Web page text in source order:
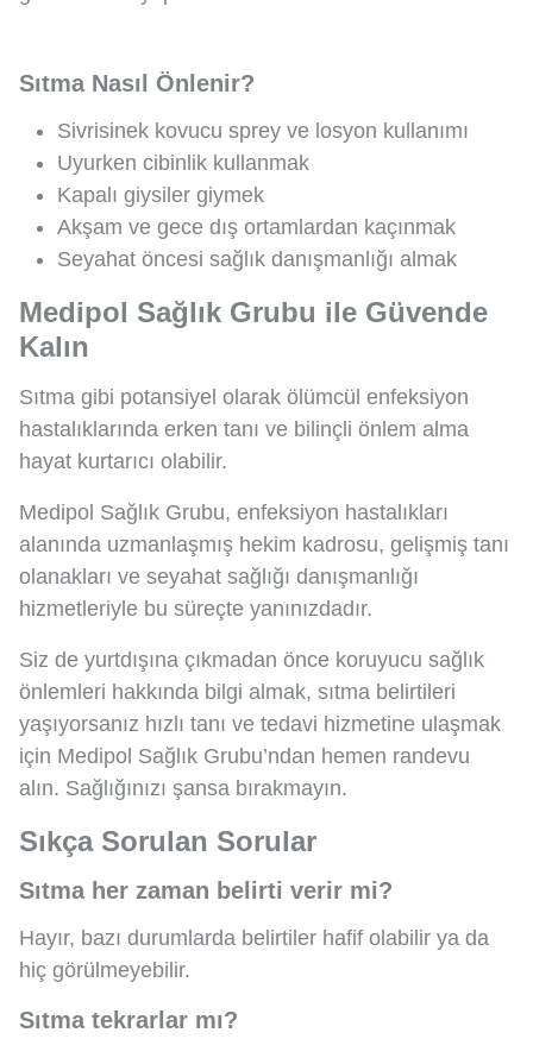
Sıtma Nasıl Önlenir?
Sivrisinek kovucu sprey ve losyon kullanımı
Uyurken cibinlik kullanmak
Kapalı giysiler giymek
Akşam ve gece dış ortamlardan kaçınmak
Seyahat öncesi sağlık danışmanlığı almak
Medipol Sağlık Grubu ile Güvende
Kalın
Sıtma gibi potansiyel olarak ölümcül enfeksiyon
hastalıklarında erken tanı ve bilinçli önlem alma
hayat kurtarıcı olabilir.
Medipol Sağlık Grubu, enfeksiyon hastalıkları
alanında uzmanlaşmış hekim kadrosu, gelişmiş tanı
olanakları ve seyahat sağlığı danışmanlığı
hizmetleriyle bu süreçte yanınızdadır.
Siz de yurtdışına çıkmadan önce koruyucu sağlık
önlemleri hakkında bilgi almak, sıtma belirtileri
yaşıyorsanız hızlı tanı ve tedavi hizmetine ulaşmak
için Medipol Sağlık Grubu’ndan hemen randevu
alın. Sağlığınızı şansa bırakmayın.
Sıkça Sorulan Sorular
Sıtma her zaman belirti verir mi?
Hayır, bazı durumlarda belirtiler hafif olabilir ya da
hiç görülmeyebilir.
Sıtma tekrarlar mı?